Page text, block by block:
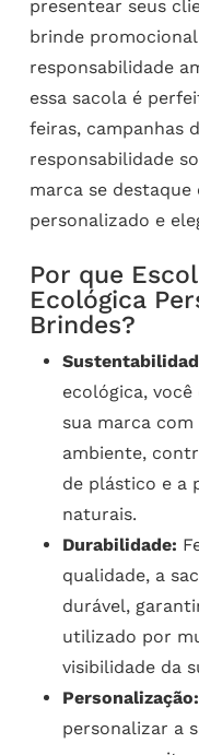
presentear seus
brinde
responsabilidade
essa sacola é
feiras, campanhas
responsabilidade
marca se
personalizado e
Por que
Ecológica
Brindes?
ecológica,
sua marca
ambiente,
de plástico e a
naturais.
Durabilidade:
qualidade, a
durável,
utilizado por
visibilidade da
Personalização:
personalizar a